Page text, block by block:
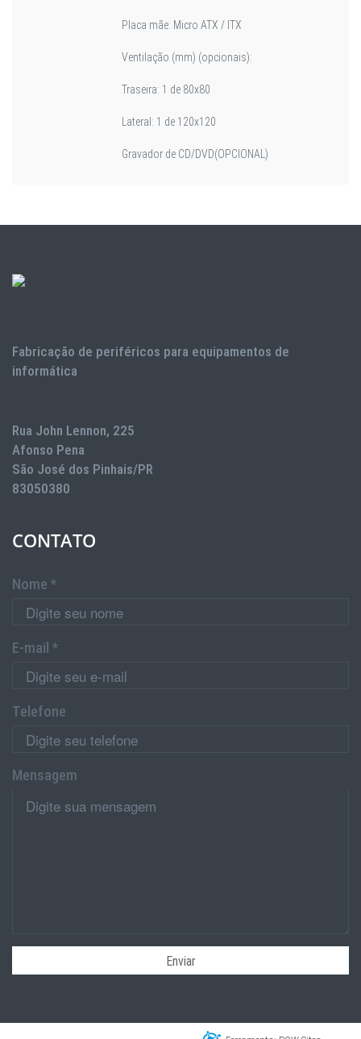
Placa mãe: Micro ATX / ITX
Ventilação (mm) (opcionais):
Traseira: 1 de 80x80
Lateral: 1 de 120x120
Gravador de CD/DVD(OPCIONAL)
Fabricação de periféricos para equipamentos de
informática
Rua John Lennon, 225
Afonso Pena
São José dos Pinhais/PR
83050380
CONTATO
Nome *
E-mail *
Telefone
Mensagem
Enviar